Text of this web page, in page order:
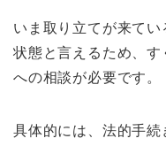
いま取り立てが来て
状態と言えるため、
への相談が必要です。
具体的には、法的手